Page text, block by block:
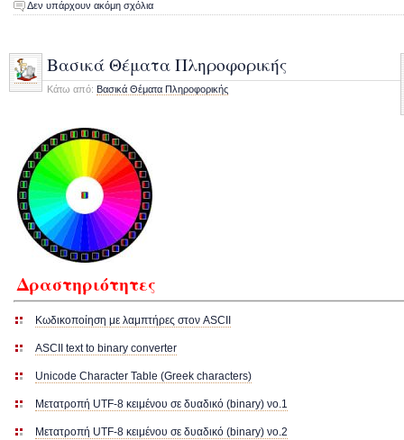
Δεν υπάρχουν ακόμη σχόλια
Βασικά Θέματα Πληροφορικής
Κάτω από: Βασικά Θέματα Πληροφορικής
Δραστηριότητες
Κωδικοποίηση με λαμπτήρες στον ASCII
ASCII text to binary converter
Unicode Character Table (Greek characters)
Μετατροπή UTF-8 κειμένου σε δυαδικό (binary) νο.1
Μετατροπή UTF-8 κειμένου σε δυαδικό (binary) νο.2